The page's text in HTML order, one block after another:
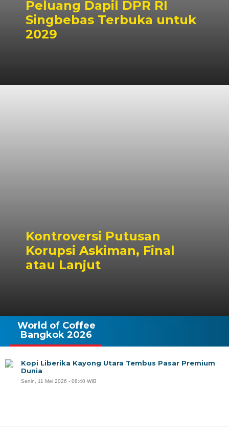
Peluang Dapil DPR RI
Singbebas Terbuka untuk
2029
Kontroversi Putusan
Korupsi Askiman, Final
atau Lanjut
World of Coffee
Bangkok 2026
Kopi Liberika Kayong Utara Tembus Pasar Premium
Dunia
Senin, 11 Mei 2026 - 08:40 WIB